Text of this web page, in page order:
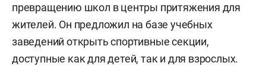
превращению школ в центры притяжения для
жителей. Он предложил на базе учебных
заведений открыть спортивные секции,
доступные как для детей, так и для взрослых.